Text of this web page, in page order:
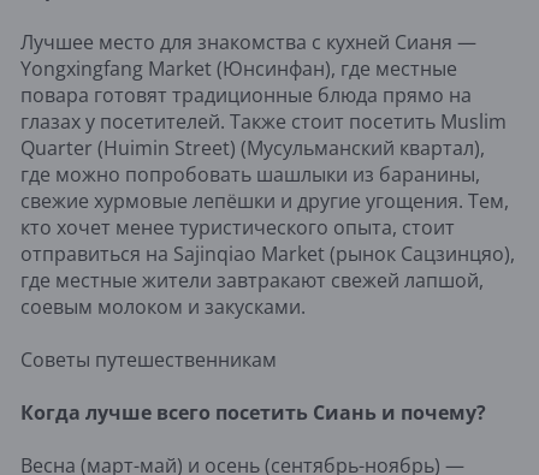
Лучшее место для знакомства с кухней Сианя —
Yongxingfang Market (Юнсинфан), где местные
повара готовят традиционные блюда прямо на
глазах у посетителей. Также стоит посетить Muslim
Quarter (Huimin Street) (Мусульманский квартал),
где можно попробовать шашлыки из баранины,
свежие хурмовые лепёшки и другие угощения. Тем,
кто хочет менее туристического опыта, стоит
отправиться на Sajinqiao Market (рынок Сацзинцяо),
где местные жители завтракают свежей лапшой,
соевым молоком и закусками.
Советы путешественникам
Когда лучше всего посетить Сиань и почему?
Весна (март-май) и осень (сентябрь-ноябрь) —